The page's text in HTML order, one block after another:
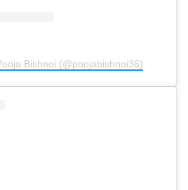
Bishnoi (@poojabishnoi36)